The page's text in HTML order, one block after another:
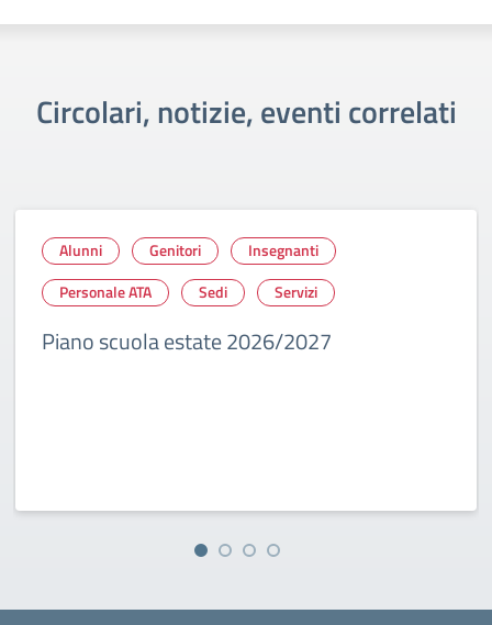
Circolari, notizie, eventi correlati
Alunni Genitori
Insegnanti
Personale ATA
Sedi Servizi
Piano scuola estate 2026/2027